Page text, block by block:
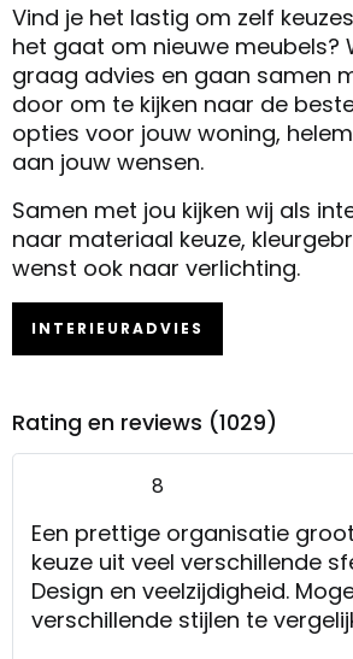
Vind je het lastig om zelf
het gaat om nieuwe meubels?
graag advies en gaan samen
door om te kijken naar de
opties voor jouw woning,
aan jouw wensen.
Samen met jou kijken wij als
naar materiaal keuze,
wenst ook naar verlichting.
INTERIEURADVIES
Rating en reviews (1029)
8
Een prettige organisatie
keuze uit veel verschillende
Design en veelzijdigheid.
verschillende stijlen te